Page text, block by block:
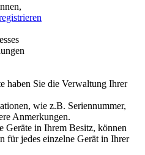
haben Sie die Verwaltung Ihrer
wie z.B. Seriennummer,
Anmerkungen.
Geräte in Ihrem Besitz, können
für jedes einzelne Gerät in Ihrer